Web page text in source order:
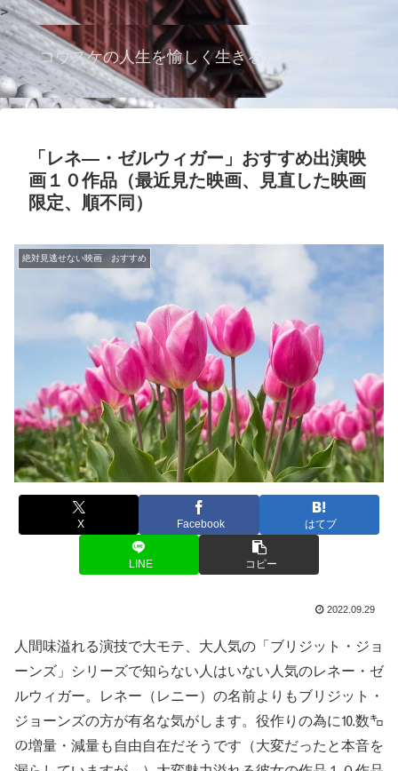
>
コウスケの人生を愉しく生きるためのブログ
「レネ―・ゼルウィガー」おすすめ出演映
画１０作品（最近見た映画、見直した映画
限定、順不同）
絶対見逃せない映画 おすすめ
X Facebook はてブ
LINE コピー
2022.09.29
人間味溢れる演技で大モテ、大人気の「ブリジット・ジョ
ーンズ」シリーズで知らない人はいない人気のレネー・ゼ
ルウィガー。レネー（レニー）の名前よりもブリジット・
ジョーンズの方が有名な気がします。役作りの為に⒑数㌔
の増量・減量も自由自在だそうです（大変だったと本音を